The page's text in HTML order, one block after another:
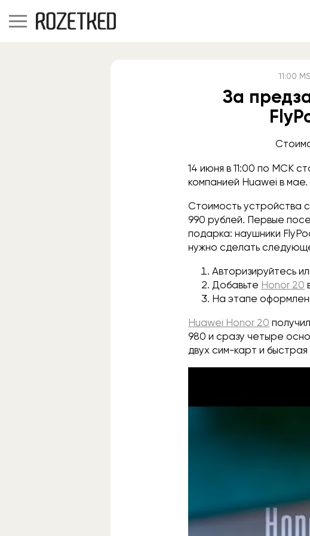
11:00
За
14 июня в 11:00 по МСК
компанией Huawei в мае.
Стоимость устройства
990 рублей. Первые
подарка: наушники
нужно сделать
Авторизируйтесь
Добавьте Honor 20
На этапе
Huawei Honor 20
980 и сразу четыре
двух сим-карт и быстрая